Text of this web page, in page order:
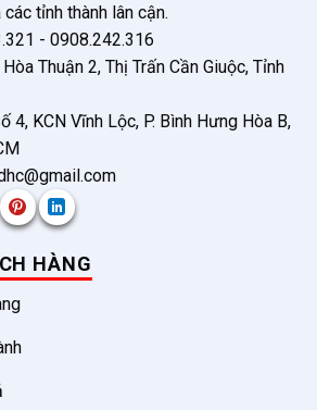
tỉnh thành lân cận.
- 0908.242.316
Thuận 2, Thị Trấn Cần Giuộc, Tỉnh
KCN Vĩnh Lộc, P. Bình Hưng Hòa B,
HÀNG